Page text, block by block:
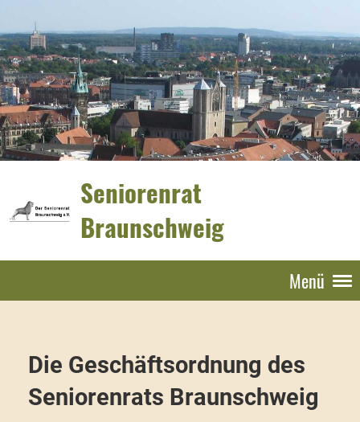
Seniorenrat
Braunschweig
Menü
Die Geschäftsordnung des
Seniorenrats Braunschweig